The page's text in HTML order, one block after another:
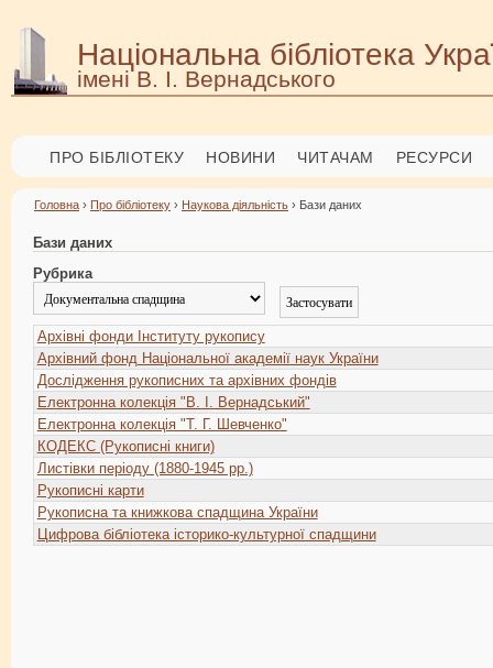
Національна бібліотека
імені В. І. Вернадського
ПРО БІБЛІОТЕКУ НОВИНИ ЧИТАЧАМ РЕСУРСИ
Головна › Про бібліотеку › Наукова діяльність › Бази даних
Бази даних
Рубрика
Архівні фонди Інституту рукопису
Архівний фонд Національної академії наук України
Дослідження рукописних та архівних фондів
Електронна колекція "В. І. Вернадський"
Електронна колекція "Т. Г. Шевченко"
КОДЕКС (Рукописні книги)
Листівки періоду (1880-1945 рр.)
Рукописні карти
Рукописна та книжкова спадщина України
Цифрова бібліотека історико-культурної спадщини